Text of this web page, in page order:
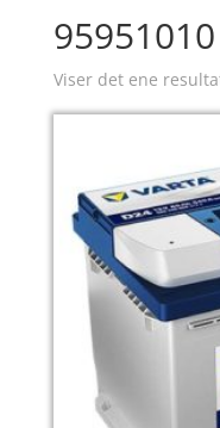
95951010
Viser det ene